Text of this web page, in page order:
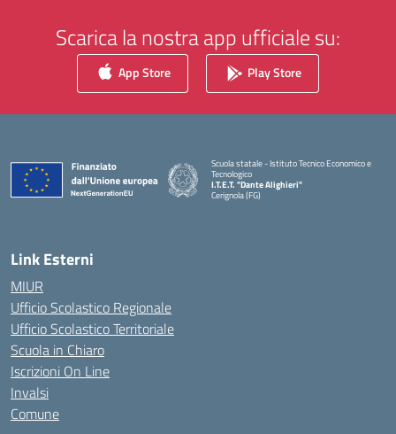
Scarica la nostra app ufficiale su:
App Store Play Store
Scuola statale - Istituto Tecnico Economico e
Tecnologico
I.T.E.T. "Dante Alighieri"
Cerignola (FG)
— Visita la pagina iniziale della scuola
Link Esterni
MIUR
Ufficio Scolastico Regionale
Ufficio Scolastico Territoriale
Scuola in Chiaro
Iscrizioni On Line
Invalsi
Comune